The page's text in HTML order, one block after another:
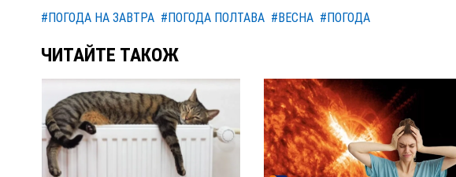
#ПОГОДА НА ЗАВТРА #ПОГОДА ПОЛТАВА #ВЕСНА #ПОГОДА
ЧИТАЙТЕ ТАКОЖ